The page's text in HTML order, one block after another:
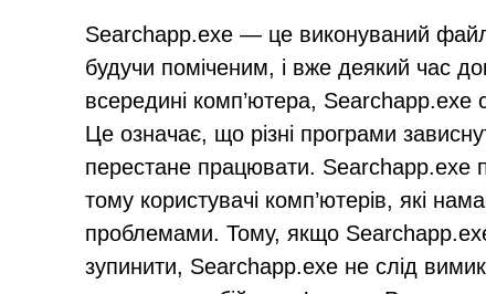
Searchapp.exe — це виконуваний
будучи поміченим, і вже деякий час
всередині комп’ютера, Searchapp.exe
Це означає, що різні програми
перестане працювати. Searchapp.exe
тому користувачі комп’ютерів, які
проблемами. Тому, якщо
зупинити, Searchapp.exe не слід